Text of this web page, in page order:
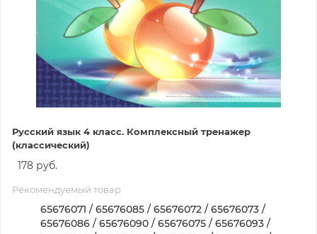
Русский язык 4 класс. Комплексный тренажер
(классический)
178 руб.
Рекомендуемый товар
65676071 / 65676085 / 65676072 / 65676073 /
65676086 / 65676090 / 65676075 / 65676093 /